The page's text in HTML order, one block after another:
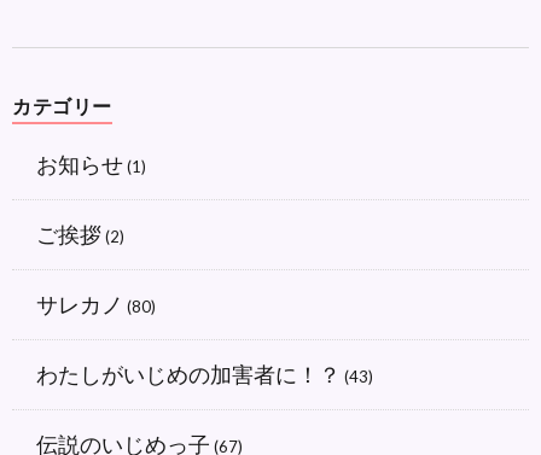
カテゴリー
お知らせ(1)
ご挨拶(2)
サレカノ (80)
わたしがいじめの加害者に！？ (43)
伝説のいじめっ子 (67)